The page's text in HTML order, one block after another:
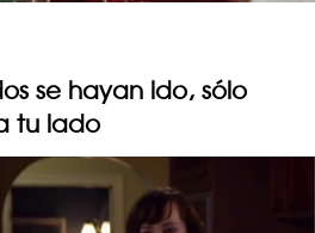
se hayan ido, sólo
tu lado